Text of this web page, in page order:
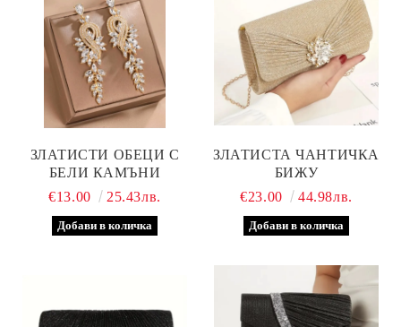
ЗЛАТИСТИ ОБЕЦИ С
БЕЛИ КАМЪНИ
€13.00
25.43лв.
ЗЛАТИСТА ЧАНТИЧКА
БИЖУ
€23.00
44.98лв.